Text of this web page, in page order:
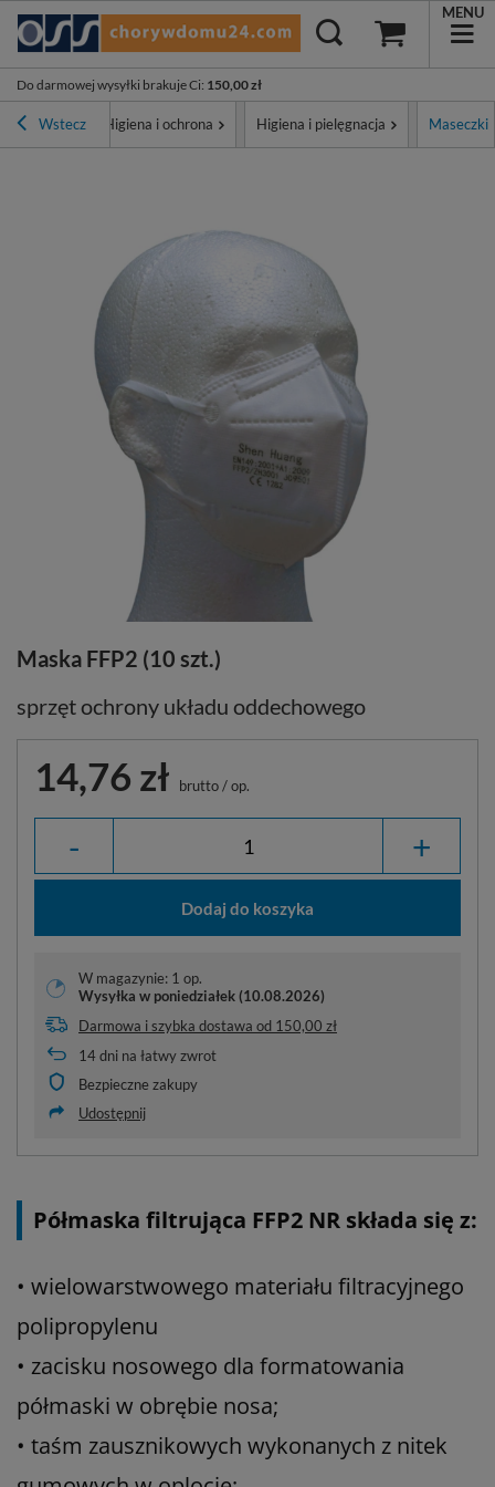
Do darmowej wysyłki brakuje Ci: 150,00 zł
MENU
Wstecz
główna Higiena i ochrona Higiena i pielęgnacja Maseczki
Maska FFP2 (10 szt.)
sprzęt ochrony układu oddechowego
14,76 zł brutto/op.
- +
Dodaj do koszyka
W magazynie: 1 op.
Wysyłka w poniedziałek (10.08.2026)
Darmowa i szybka dostawa od 150,00 zł
14dni na łatwy zwrot
Bezpieczne zakupy
Udostępnij
Półmaska filtrująca FFP2 NR składa się z:
• wielowarstwowego materiału filtracyjnego
polipropylenu
• zacisku nosowego dla formatowania
półmaski w obrębie nosa;
• taśm zausznikowych wykonanych z nitek